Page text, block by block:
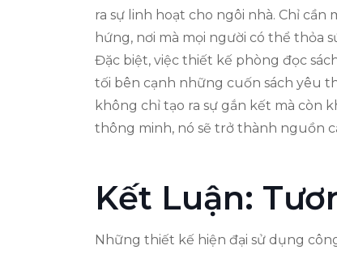
ra sự linh hoạt cho ngôi nhà. Chỉ
hứng, nơi mà mọi người có thể thỏa
Đặc biệt, việc thiết kế phòng đọc
tối bên cạnh những cuốn sách yêu
không chỉ tạo ra sự gắn kết mà còn
thông minh, nó sẽ trở thành nguồn
Kết Luận:
Những thiết kế hiện đại sử dụng